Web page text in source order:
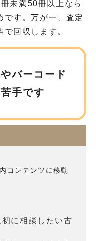
未満50冊以上なら
です。万が一、査定
回収します。
バーコード
手です
コンテンツに移動
に相談したい古